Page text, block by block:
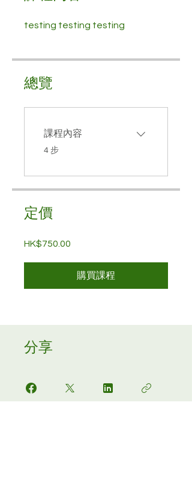
testing testing testing
總覽
課程內容
.
4 步
定價
HK$750.00
購買課程
分享